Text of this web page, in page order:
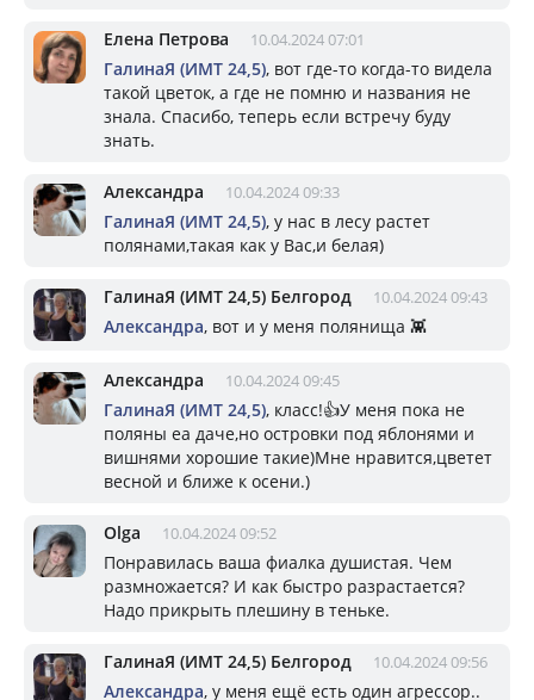
Елена Петрова 10.04.2024 07:01
ГалинаЯ (ИМТ 24,5), вот где-то когда-то видела
такой цветок, а где не помню и названия не
знала. Спасибо, теперь если встречу буду
знать.
Александра 10.04.2024 09:33
ГалинаЯ (ИМТ 24,5), у нас в лесу растет
полянами,такая как у Вас,и белая)
ГалинаЯ (ИМТ 24,5) Белгород 10.04.2024 09:43
Александра, вот и у меня полянища 👾
Александра 10.04.2024 09:45
ГалинаЯ (ИМТ 24,5), класс!👍У меня пока не
поляны еа даче,но островки под яблонями и
вишнями хорошие такие)Мне нравится,цветет
весной и ближе к осени.)
Olga 10.04.2024 09:52
Понравилась ваша фиалка душистая. Чем
размножается? И как быстро разрастается?
Надо прикрыть плешину в теньке.
ГалинаЯ (ИМТ 24,5) Белгород 10.04.2024 09:56
Александра, у меня ещё есть один агрессор..